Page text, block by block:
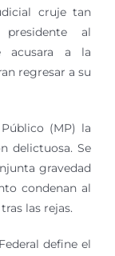
cruje tan
al
acusara a la
regresar a su
(MP) la
delictuosa. Se
gravedad
condenan al
las rejas.
define el